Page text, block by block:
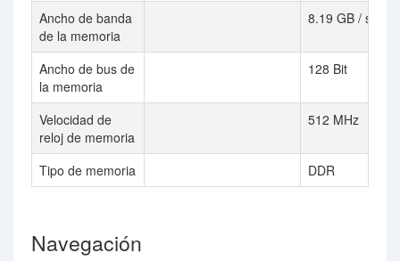
Ancho de banda
de la memoria
8.19 GB / s
Ancho de bus de
la memoria
128 Bit
Velocidad de
reloj de memoria
512 MHz
Tipo de memoria DDR
Navegación